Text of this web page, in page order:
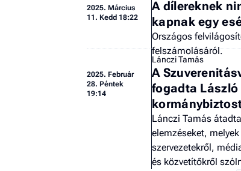
2025. Március
11. Kedd 18:22
A dílereknek
kapnak egy
Országos
felszámolásáról.
2025. Február
28. Péntek
19:14
Lánczi Tamás
A
fogadta
Lánczi Tamás
elemzéseket,
szervezetekről,
és közvetítőkről